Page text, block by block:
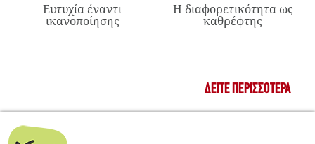
Ευτυχία έναντι
ικανοποίησης
Η διαφορετικότητα ως
καθρέφτης
ΔΕΊΤΕ ΠΕΡΙΣΣΌΤΕΡΑ